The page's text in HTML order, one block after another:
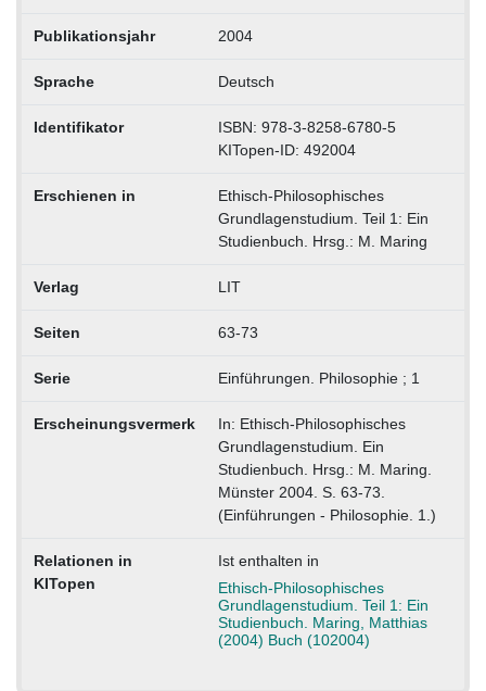
Publikationsjahr 2004
Sprache Deutsch
Identifikator
ISBN: 978-3-8258-6780-5
KITopen-ID: 492004
Erschienen in
Ethisch-Philosophisches
Grundlagenstudium. Teil 1: Ein
Studienbuch. Hrsg.: M. Maring
Verlag LIT
Seiten 63-73
Serie Einführungen. Philosophie ; 1
Erscheinungsvermerk
In: Ethisch-Philosophisches
Grundlagenstudium. Ein
Studienbuch. Hrsg.: M. Maring.
Münster 2004. S. 63-73.
(Einführungen - Philosophie. 1.)
Relationen in
KITopen
Ist enthalten in
Ethisch-Philosophisches
Grundlagenstudium. Teil 1: Ein
Studienbuch. Maring, Matthias
(2004) Buch (102004)